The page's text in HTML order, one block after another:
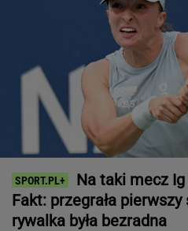
Na taki mecz
Fakt: przegrała
rywalka była bezradna